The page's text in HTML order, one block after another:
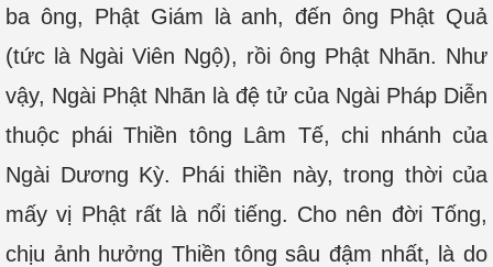
ba ông, Phật Giám là anh, đến ông Phật Quả
(tức là Ngài Viên Ngộ), rồi ông Phật Nhãn. Như
vậy, Ngài Phật Nhãn là đệ tử của Ngài Pháp Diễn
thuộc phái Thiền tông Lâm Tế, chi nhánh của
Ngài Dương Kỳ. Phái thiền này, trong thời của
mấy vị Phật rất là nổi tiếng. Cho nên đời Tống,
chịu ảnh hưởng Thiền tông sâu đậm nhất, là do